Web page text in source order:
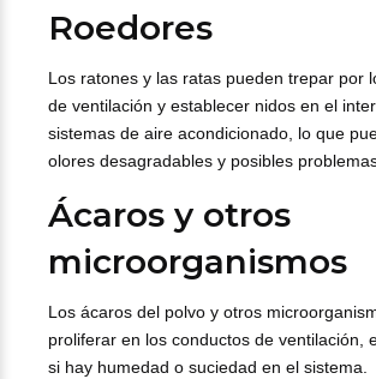
Roedores
Los ratones y las ratas pueden trepar por
de ventilación y establecer nidos en el
sistemas de aire acondicionado, lo que
olores desagradables y posibles
Ácaros y otros
microorganismos
Los ácaros del polvo y otros
proliferar en los conductos de ventilación,
si hay humedad o suciedad en el sistema.